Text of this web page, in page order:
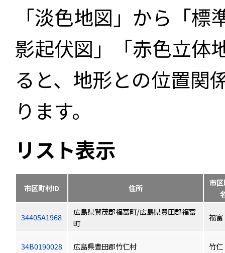
「淡色地図」から「
影起伏図」「赤色立体
ると、地形との位置関
ります。
リスト表示
市区町村ID 住所
市
34405A1968
広島県賀茂郡福富町/広島県豊田郡福富
町
福富
34B0190028 広島県豊田郡竹仁村 竹仁